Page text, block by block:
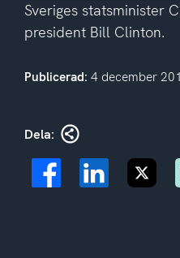
Sveriges statsminister
president Bill Clinton.
Publicerad: 4 december
Dela: